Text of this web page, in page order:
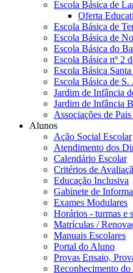
Escola Básica de
Oferta
Escola Básica de
Escola Básica de
Escola Básica do
Escola Básica nº 2
Escola Básica Santa
Escola Básica de S.
Jardim de Infância
Jardim de Infância
Associações de
Alunos
Ação Social Escolar
Atendimento dos
Calendário Escolar
Critérios de
Educação Inclusiva
Gabinete de
Exames Modulares
Horários - turmas e
Matrículas /
Manuais Escolares
Portal do Aluno
Provas Ensaio,
Reconhecimento